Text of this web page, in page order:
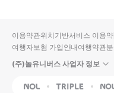
입니
다.
순
상
이용약관위치기반서비스 이용
여행자보험 가입안내여행약관
(주)놀유니버스 사업자 정보
NOL Triple